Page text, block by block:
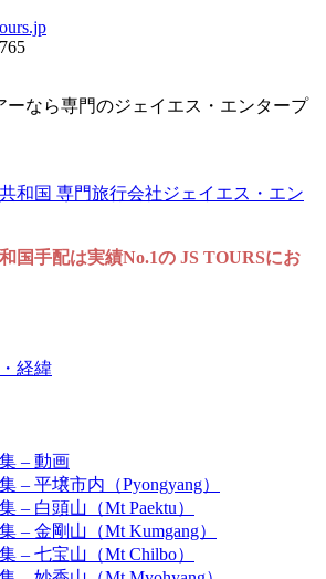
ーなら専門のジェイエス・エンタープ
国手配は実績No.1の JS TOURSにお
経緯
– 動画
– 平壌市内（Pyongyang）
– 白頭山（Mt Paektu）
– 金剛山（Mt Kumgang）
– 七宝山（Mt Chilbo）